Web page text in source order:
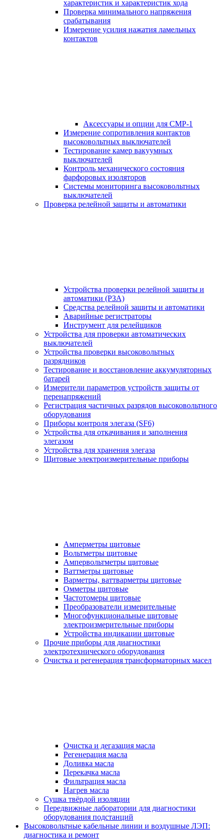
характеристик и характеристик хода
Проверка минимального напряжения
срабатывания
Измерение усилия нажатия ламельных
контактов
Аксессуары и опции для СМР-1
Измерение сопротивления контактов
высоковольтных выключателей
Тестирование камер вакуумных
выключателей
Контроль механического состояния
фарфоровых изоляторов
Системы мониторинга высоковольтных
выключателей
Проверка релейной защиты и автоматики
Устройства проверки релейной защиты и
автоматики (РЗА)
Средства релейной защиты и автоматики
Аварийные регистраторы
Инструмент для релейщиков
Устройства для проверки автоматических
выключателей
Устройства проверки высоковольтных
разрядников
Тестирование и восстановление аккумуляторных
батарей
Измерители параметров устройств защиты от
перенапряжений
Регистрация частичных разрядов высоковольтного
оборудования
Приборы контроля элегаза (SF6)
Устройства для откачивания и заполнения
элегазом
Устройства для хранения элегаза
Щитовые электроизмерительные приборы
Амперметры щитовые
Вольтметры щитовые
Ампервольтметры щитовые
Ваттметры щитовые
Варметры, ваттварметры щитовые
Омметры щитовые
Частотомеры щитовые
Преобразователи измерительные
Многофункциональные щитовые
электроизмерительные приборы
Устройства индикации щитовые
Прочие приборы для диагностики
электротехнического оборудования
Очистка и регенерация трансформаторных масел
Очистка и дегазация масла
Регенерация масла
Доливка масла
Перекачка масла
Фильтрация масла
Нагрев масла
Сушка твёрдой изоляции
Передвижные лаборатории для диагностики
оборудования подстанций
Высоковольтные кабельные линии и воздушные ЛЭП:
диагностика и ремонт